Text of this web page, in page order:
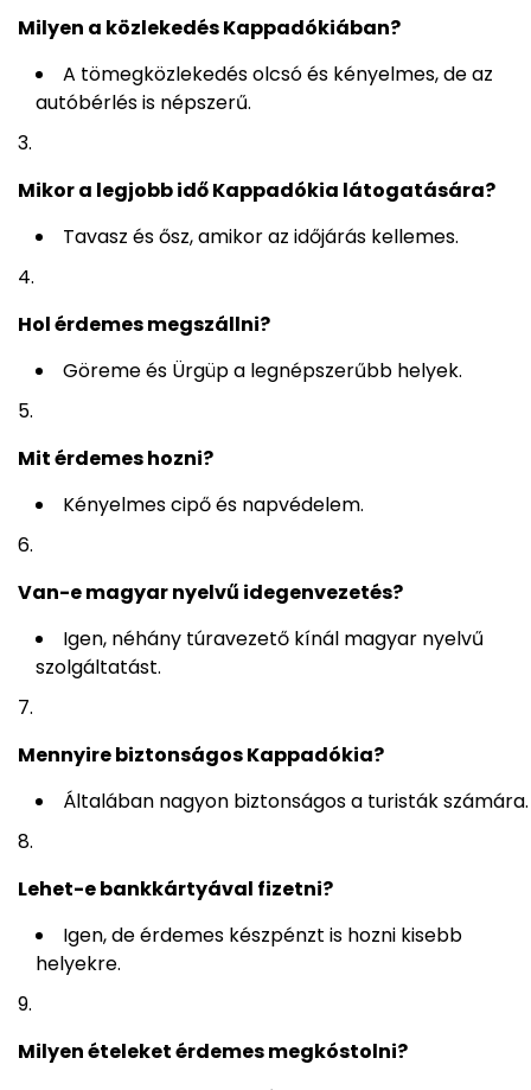
Milyen a közlekedés Kappadókiában?
A tömegközlekedés olcsó és kényelmes, de az
autóbérlés is népszerű.
Mikor a legjobb idő Kappadókia látogatására?
Tavasz és ősz, amikor az időjárás kellemes.
Hol érdemes megszállni?
Göreme és Ürgüp a legnépszerűbb helyek.
Mit érdemes hozni?
Kényelmes cipő és napvédelem.
Van-e magyar nyelvű idegenvezetés?
Igen, néhány túravezető kínál magyar nyelvű
szolgáltatást.
Mennyire biztonságos Kappadókia?
Általában nagyon biztonságos a turisták számára.
Lehet-e bankkártyával fizetni?
Igen, de érdemes készpénzt is hozni kisebb
helyekre.
Milyen ételeket érdemes megkóstolni?